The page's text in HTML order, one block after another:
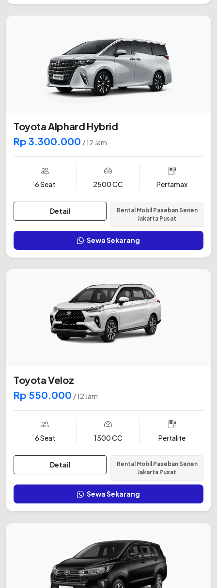
Toyota Alphard Hybrid
Rp 3.300.000 / 12 Jam
6 Seat 2500 CC Pertamax
Detail
Rental Mobil Paseban Senen
Jakarta Pusat
Sewa Sekarang
Toyota Veloz
Rp 550.000 / 12 Jam
6 Seat 1500 CC Pertalite
Detail
Rental Mobil Paseban Senen
Jakarta Pusat
Sewa Sekarang